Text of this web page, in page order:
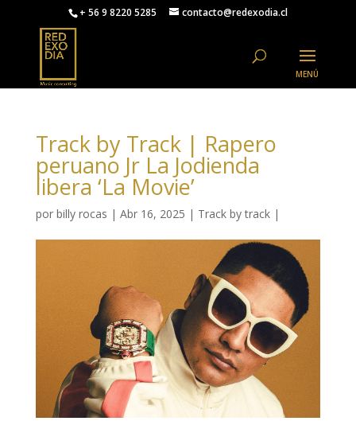
+ 56 9 8220 5285 contacto@redexodia.cl
Track by Track | Rapero
peruano Jr La Jodienda
libera ‘La Movie’
por billy rocas | Abr 16, 2025 | Track by track|